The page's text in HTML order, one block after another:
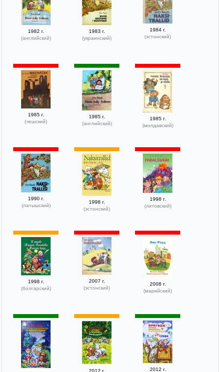
1982 г.
(английский)
1983 г.
(украинский)
1984 г.
(эстонский)
1985 г.
(чешский)
1985 г.
(английский)
1985 г.
(молдавский)
1990 г.
(латышский)
1998 г.
(эстонский)
1998 г.
(литовский)
1998 г.
(болгарский)
2007 г.
(эстонский)
2008 г.
(марийский)
2012 г. 2012 г.